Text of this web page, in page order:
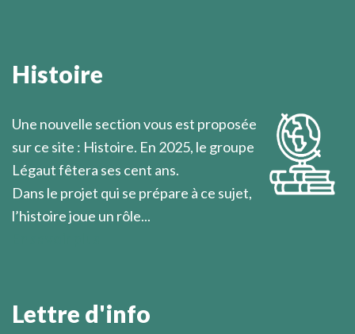
propre dénuement, il peut être le prochain de
Marcel Légaut
Histoire
Une nouvelle section vous est proposée
sur ce site : Histoire. En 2025, le groupe
Légaut fêtera ses cent ans.
Dans le projet qui se prépare à ce sujet,
l’histoire joue un rôle...
Lettre d'info